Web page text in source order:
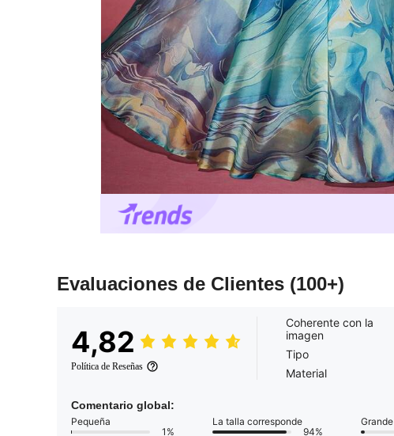
Evaluaciones de Clientes (100+)
4,82
Política de Reseñas
Coherente con la
imagen
Tipo
Material
Comentario global:
Pequeña
1%
La talla corresponde
94%
Grande